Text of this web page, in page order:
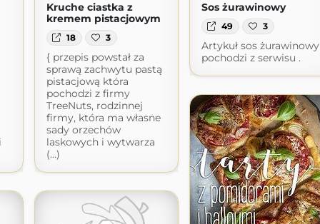
Kruche ciastka z
kremem pistacjowym
18 3
{ przepis powstał za
sprawą zachwytu pastą
pistacjową która
pochodzi z firmy
TreeNuts, rodzinnej
firmy, która ma własne
sady orzechów
laskowych i wytwarza
(...)
Sos żurawinowy
49 3
Artykuł sos żurawinowy
pochodzi z serwisu .